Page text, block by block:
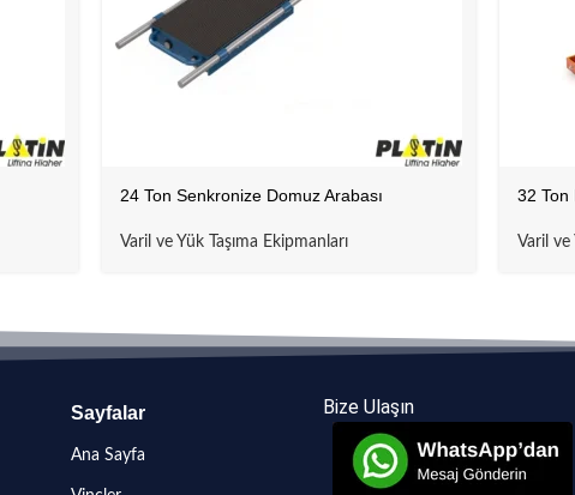
24 Ton Senkronize Domuz Arabası
Varil ve Yük Taşıma Ekipmanları
32 Ton
Varil ve
Sayfalar
Ana Sayfa
Bize Ulaşın